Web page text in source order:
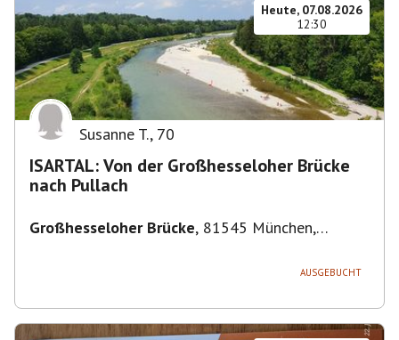
Heute, 07.08.2026
12:30
Susanne T., 70
ISARTAL: Von der Großhesseloher Brücke
nach Pullach
Großhesseloher Brücke, 81545 München,
AUSGEBUCHT